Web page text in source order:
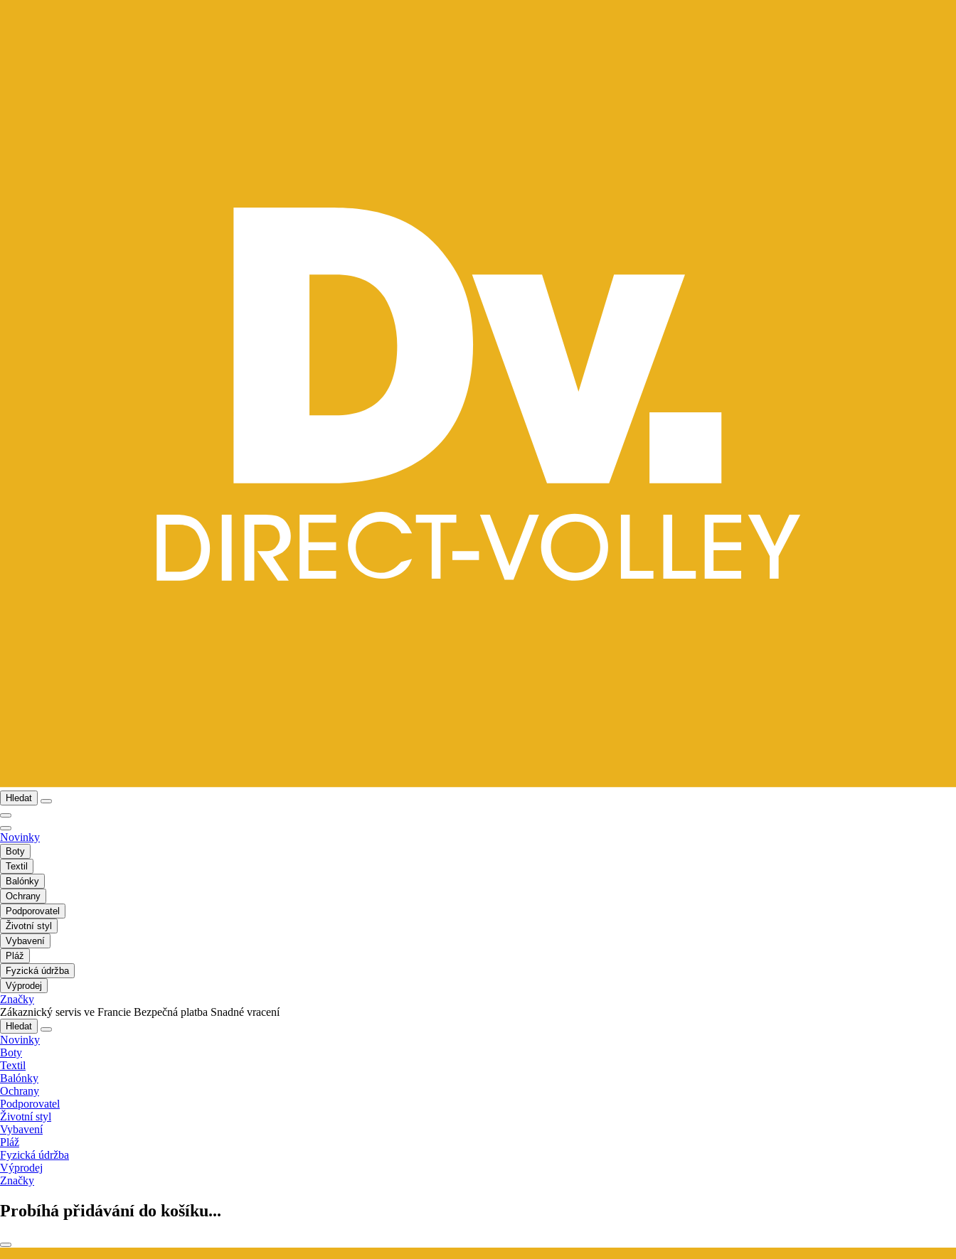
Hledat
Novinky
Boty
Textil
Balónky
Ochrany
Podporovatel
Životní styl
Vybavení
Pláž
Fyzická údržba
Výprodej
Značky
Zákaznický servis ve Francie Bezpečná platba Snadné vracení
Hledat
Novinky
Boty
Textil
Balónky
Ochrany
Podporovatel
Životní styl
Vybavení
Pláž
Fyzická údržba
Výprodej
Značky
Probíhá přidávání do košíku...